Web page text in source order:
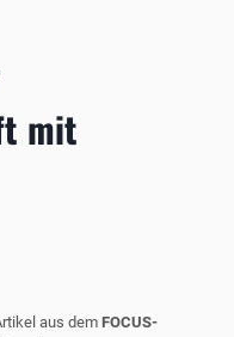
mit
aus demFOCUS-